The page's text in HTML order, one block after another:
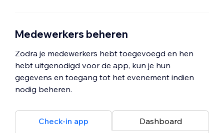
Medewerkers beheren
Zodra je medewerkers hebt toegevoegd en hen
hebt uitgenodigd voor de app, kun je hun
gegevens en toegang tot het evenement indien
nodig beheren.
Check-in app Dashboard